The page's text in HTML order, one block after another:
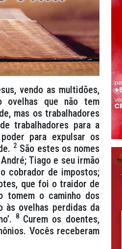
vendo as multidões,
ovelhas que não tem
mas os trabalhadores
trabalhadores para a
para expulsar os
2 São estes os nomes
Tiago e seu irmão
cobrador de impostos;
que foi o traidor de
tomem o caminho dos
às ovelhas perdidas da
8 Curem os doentes,
Vocês receberam